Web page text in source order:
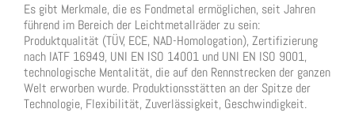
Es gibt Merkmale, die es Fondmetal ermöglichen, seit Jahren
führend im Bereich der Leichtmetallräder zu sein:
Produktqualität (TÜV, ECE, NAD-Homologation), Zertifizierung
nach IATF 16949, UNI EN ISO 14001 und UNI EN ISO 9001,
technologische Mentalität, die auf den Rennstrecken der ganzen
Welt erworben wurde. Produktionsstätten an der Spitze der
Technologie, Flexibilität, Zuverlässigkeit, Geschwindigkeit.